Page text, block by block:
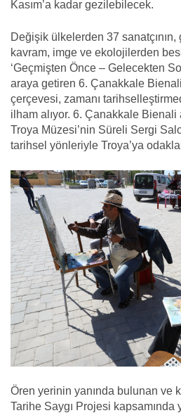
Kasım’a kadar gezilebilecek.
Değişik ülkelerden 37
kavram, imge ve ekolojilerden
‘Geçmişten Önce – Gelecekten
araya getiren 6. Çanakkale
çerçevesi, zamanı
ilham alıyor. 6. Çanakkale Bienali
Troya Müzesi’nin Süreli Sergi
tarihsel yönleriyle Troya’ya
Ören yerinin yanında bulunan ve
Tarihe Saygı Projesi kapsamında